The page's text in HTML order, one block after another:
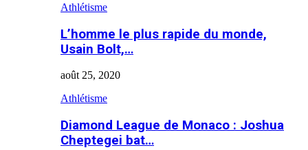
Athlétisme
L’homme le plus rapide du monde,
Usain Bolt,…
août 25, 2020
Athlétisme
Diamond League de Monaco : Joshua
Cheptegei bat…